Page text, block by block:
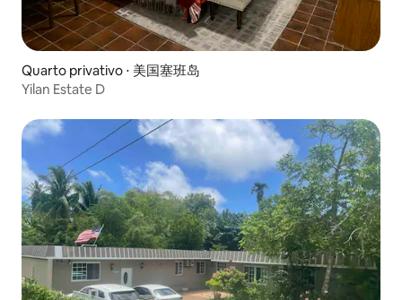
Quarto privativo ⋅ 美国塞班岛
Yilan Estate D